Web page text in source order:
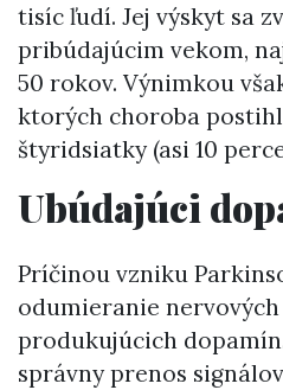
tisíc ľudí. Jej výskyt sa
pribúdajúcim vekom,
50 rokov. Výnimkou
ktorých choroba
štyridsiatky (asi 10
Ubúdajúci
Príčinou vzniku
odumieranie
produkujúcich
správny prenos